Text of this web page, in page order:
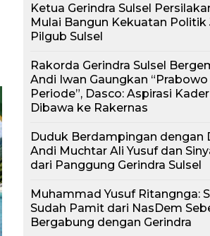
Ketua Gerindra Sulsel
Mulai Bangun Kekuatan Politik
Pilgub Sulsel
Rakorda Gerindra Sulsel
Andi Iwan Gaungkan “Prabowo
Periode”, Dasco: Aspirasi
Dibawa ke Rakernas
Duduk Berdampingan dengan
Andi Muchtar Ali Yusuf dan
dari Panggung Gerindra Sulsel
Muhammad Yusuf Ritangnga:
Sudah Pamit dari NasDem
Bergabung dengan Gerindra